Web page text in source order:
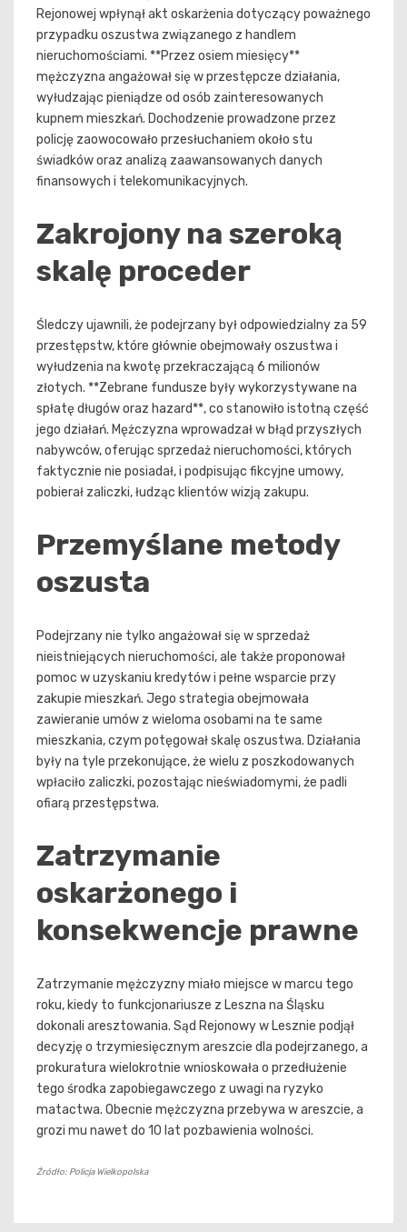
Rejonowej wpłynął akt oskarżenia dotyczący poważnego
przypadku oszustwa związanego z handlem
nieruchomościami. **Przez osiem miesięcy**
mężczyzna angażował się w przestępcze działania,
wyłudzając pieniądze od osób zainteresowanych
kupnem mieszkań. Dochodzenie prowadzone przez
policję zaowocowało przesłuchaniem około stu
świadków oraz analizą zaawansowanych danych
finansowych i telekomunikacyjnych.
Zakrojony na szeroką
skalę proceder
Śledczy ujawnili, że podejrzany był odpowiedzialny za 59
przestępstw, które głównie obejmowały oszustwa i
wyłudzenia na kwotę przekraczającą 6 milionów
złotych. **Zebrane fundusze były wykorzystywane na
spłatę długów oraz hazard**, co stanowiło istotną część
jego działań. Mężczyzna wprowadzał w błąd przyszłych
nabywców, oferując sprzedaż nieruchomości, których
faktycznie nie posiadał, i podpisując fikcyjne umowy,
pobierał zaliczki, łudząc klientów wizją zakupu.
Przemyślane metody
oszusta
Podejrzany nie tylko angażował się w sprzedaż
nieistniejących nieruchomości, ale także proponował
pomoc w uzyskaniu kredytów i pełne wsparcie przy
zakupie mieszkań. Jego strategia obejmowała
zawieranie umów z wieloma osobami na te same
mieszkania, czym potęgował skalę oszustwa. Działania
były na tyle przekonujące, że wielu z poszkodowanych
wpłaciło zaliczki, pozostając nieświadomymi, że padli
ofiarą przestępstwa.
Zatrzymanie
oskarżonego i
konsekwencje prawne
Zatrzymanie mężczyzny miało miejsce w marcu tego
roku, kiedy to funkcjonariusze z Leszna na Śląsku
dokonali aresztowania. Sąd Rejonowy w Lesznie podjął
decyzję o trzymiesięcznym areszcie dla podejrzanego, a
prokuratura wielokrotnie wnioskowała o przedłużenie
tego środka zapobiegawczego z uwagi na ryzyko
matactwa. Obecnie mężczyzna przebywa w areszcie, a
grozi mu nawet do 10 lat pozbawienia wolności.
Źródło: Policja Wielkopolska